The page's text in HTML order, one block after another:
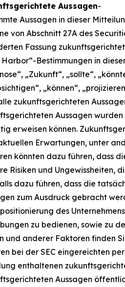
Aussagen-
Aussagen in dieser
von Abschnitt 27A des
Fassung
Harbor“-Bestimmungen in
„Zukunft“, „sollte“,
„können“,
zukunftsgerichteten
Aussagen
erweisen können.
Erwartungen, unter
könnten dazu führen, dass
Risiken und Ungewissheiten,
dazu führen, dass die
zum Ausdruck gebracht
des
zu bedienen, sowie zu
und anderer Faktoren finden
bei der SEC eingereichten
enthaltenen
Aussagen